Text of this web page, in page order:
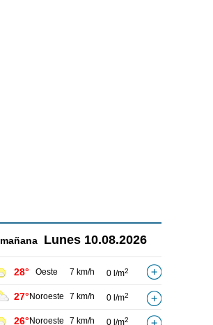
mañana Lunes 10.08.2026
28° Oeste 7 km/h 0 l/m2
27° Noroeste 7 km/h 0 l/m2
26° Noroeste 7 km/h 0 l/m2